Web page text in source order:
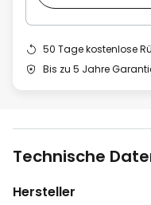
50 Tage kostenlose
Bis zu 5 Jahre
Technische
Hersteller